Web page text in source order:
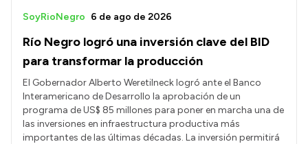
Compras y licitaciones
Consulta de pago a proveedores
Convocatorias
Intranet
Login
Río Negro logró una inversión clave del BID
para transformar la producción
SoyRioNegro 6 de ago de 2026
El Gobernador Alberto Weretilneck logró ante el Banco
Interamericano de Desarrollo la aprobación de un
programa de US$ 85 millones para poner en marcha una de
las inversiones en infraestructura productiva más
importantes de las últimas décadas. La inversión permitirá